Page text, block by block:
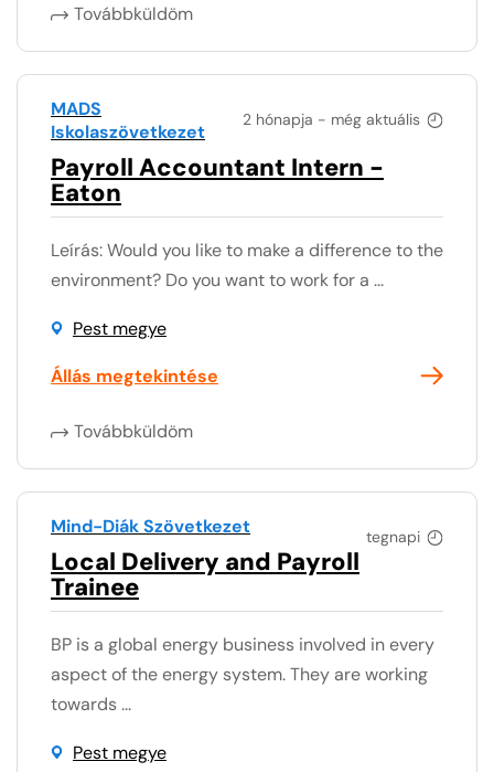
Továbbküldöm
2 hónapja - még aktuális
MADS
Iskolaszövetkezet
Payroll Accountant Intern -
Eaton
Leírás: Would you like to make a difference to the
environment? Do you want to work for a ...
Pest megye
Állás megtekintése
Továbbküldöm
tegnapi
Mind-Diák Szövetkezet
Local Delivery and Payroll
Trainee
BP is a global energy business involved in every
aspect of the energy system. They are working
towards ...
Pest megye